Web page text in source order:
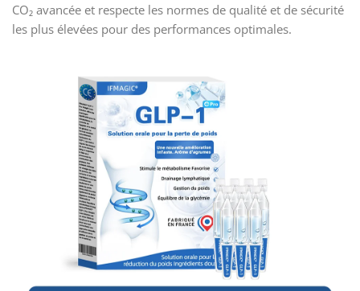
CO₂ avancée et respecte les normes de qualité et de sécurité
les plus élevées pour des performances optimales.